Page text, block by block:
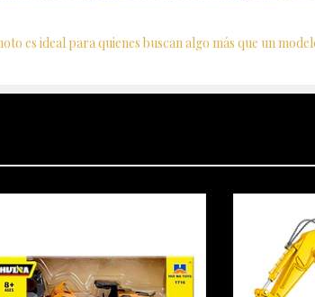
es ideal para quienes buscan algo más que un